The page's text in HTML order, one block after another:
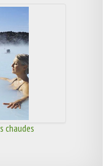
chaudes